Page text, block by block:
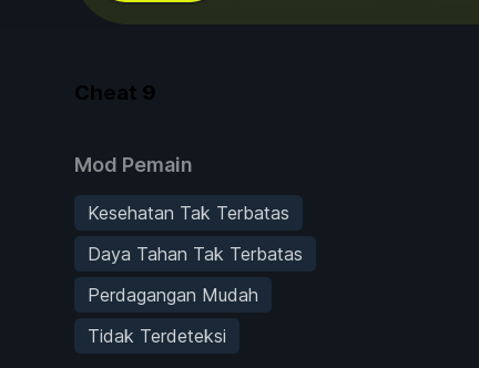
Cheat 9
Mod Pemain
Kesehatan Tak Terbatas
Daya Tahan Tak Terbatas
Perdagangan Mudah
Tidak Terdeteksi